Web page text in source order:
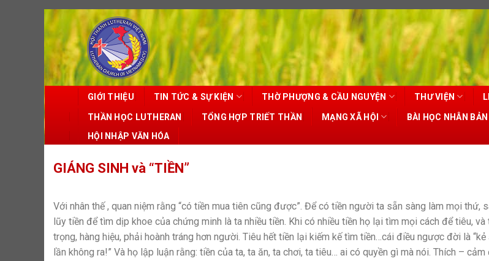
Skip
to
content
GIỚI THIỆU TIN TỨC & SỰ KIỆN THỜ PHƯỢNG & CẦU NGUYỆN THƯ VIỆN
THẦN HỌC LUTHERAN TỔNG HỢP TRIẾT THẦN MẠNG XÃ HỘI BÀI HỌC NHÂN BẢN
HỘI NHẬP VĂN HÓA
GIÁNG SINH và “TIỀN”
Với nhân thế , quan niệm rằng “có tiền mua tiên cũng được”. Để có tiền người ta sẵn sàng làm mọi thứ,
lũy tiền để tìm dịp khoe của chứng minh là ta nhiều tiền. Khi có nhiều tiền họ lại tìm mọi cách để tiêu,
trọng, hàng hiệu, phải hoành tráng hơn người. Tiêu hết tiền lại kiếm kế tìm tiền…cái điều ngược đời là
lần không ra!” Và họ lập luận rằng: tiền của ta, ta ăn, ta chơi, ta tiêu… ai có quyền gì mà nói. Thích –